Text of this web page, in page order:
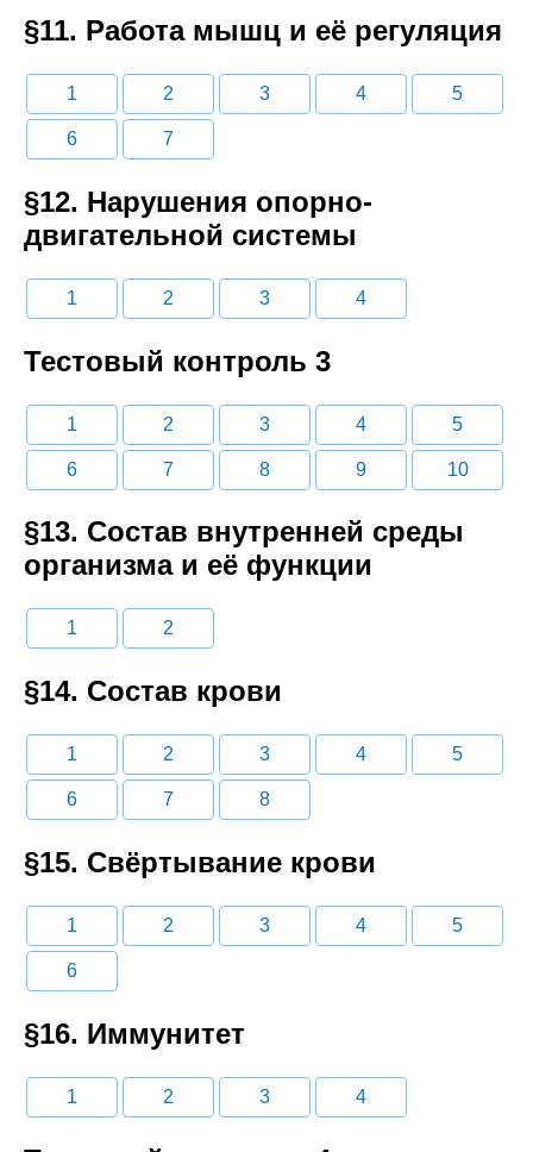
§11. Работа мышц и её регуляция
1 2 3 4 5
6 7
§12. Нарушения опорно-
двигательной системы
1 2 3 4
Тестовый контроль 3
1 2 3 4 5
6 7 8 9 10
§13. Состав внутренней среды
организма и её функции
1 2
§14. Состав крови
1 2 3 4 5
6 7 8
§15. Свёртывание крови
1 2 3 4 5
6
§16. Иммунитет
1 2 3 4